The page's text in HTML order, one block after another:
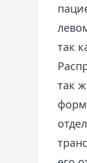
так
так